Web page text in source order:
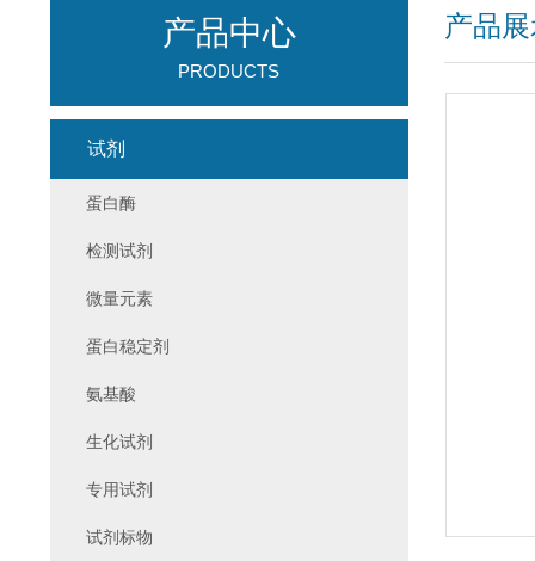
产品
产品中心
PRODUCTS
试剂
蛋白酶
检测试剂
微量元素
蛋白稳定剂
氨基酸
生化试剂
专用试剂
试剂标物